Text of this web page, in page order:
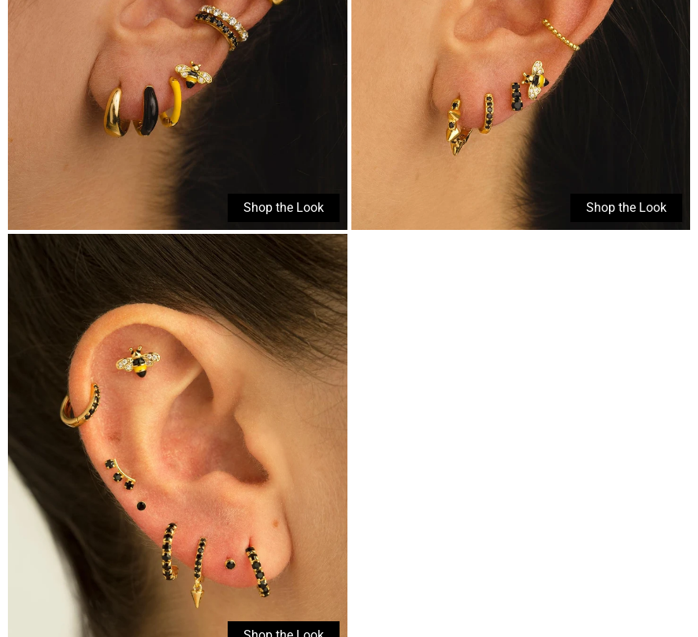
Shop the Look Shop the Look